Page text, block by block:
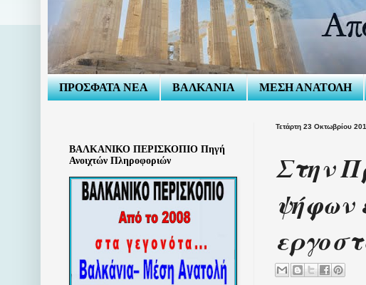
ΠΡΟΣΦΑΤΑ ΝΕΑ ΒΑΛΚΑΝΙΑ ΜΕΣΗ ΑΝΑΤΟΛΗ
Τετάρτη 23 Οκτωβρίου
Στην
ψήφων
ΒΑΛΚΑΝΙΚΟ ΠΕΡΙΣΚΟΠΙΟ Πηγή
Ανοιχτών Πληροφοριών